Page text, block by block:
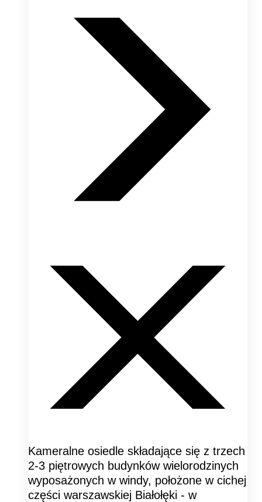
Kameralne osiedle składające się z trzech
2-3 piętrowych budynków wielorodzinych
wyposażonych w windy, położone w cichej
części warszawskiej Białołęki - w